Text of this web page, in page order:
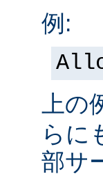
例:
上の
らに
部サ